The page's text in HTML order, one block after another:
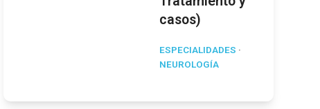
casos)
ESPECIALIDADES ·
NEUROLOGÍA